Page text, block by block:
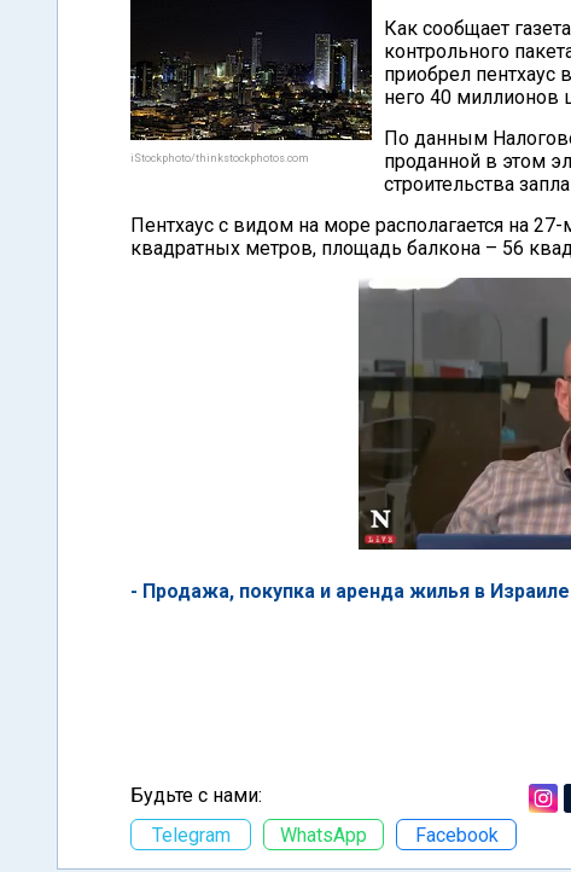
iStockphoto/thinkstockphotos.com
Как сообщает газета
контрольного
приобрел пентхаус
него 40 миллионов
По данным
проданной в этом
строительства
Пентхаус с видом на море располагается на
квадратных метров, площадь балкона – 56
- Продажа, покупка и аренда жилья в Израиле
Будьте с нами:
Telegram
WhatsApp Facebook